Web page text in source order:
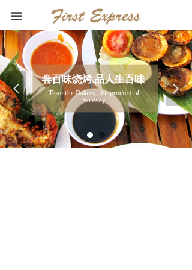
尝百味烧烤,品人生百味
Taste the Bakery, the product of
Subway
넳 넲
끀
首页
关于我们
烧烤海鲜
新闻中心
联系我们